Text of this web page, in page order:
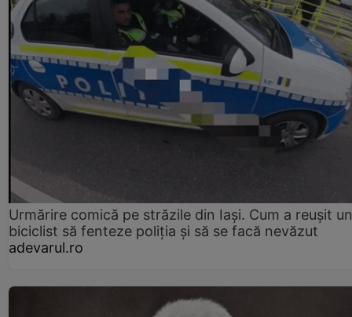
Urmărire comică pe străzile din Iași. Cum a reușit un
biciclist să fenteze poliția și să se facă nevăzut
adevarul.ro